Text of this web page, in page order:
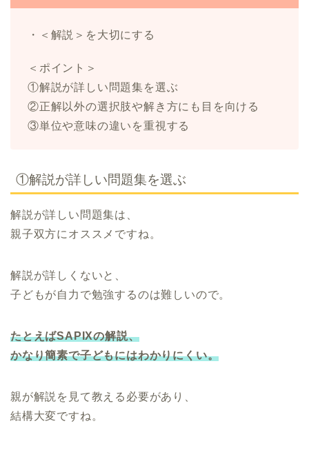
・＜解説＞を大切にする
＜ポイント＞
①解説が詳しい問題集を選ぶ
②正解以外の選択肢や解き方にも目を向ける
③単位や意味の違いを重視する
①解説が詳しい問題集を選ぶ
解説が詳しい問題集は、
親子双方にオススメですね。
解説が詳しくないと、
子どもが自力で勉強するのは難しいので。
たとえばSAPIXの解説、
かなり簡素で子どもにはわかりにくい。
親が解説を見て教える必要があり、
結構大変ですね。